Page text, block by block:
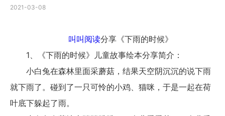
About Us
Download
2021-03-08
叫叫阅读分享《下雨的时候》
1、《下雨的时候》儿童故事绘本分享简介：
小白兔在森林里面采蘑菇，结果天空阴沉沉的说下雨
就下雨了。碰到了一只可怜的小鸡、猫咪，于是一起在荷
叶底下躲起了雨。